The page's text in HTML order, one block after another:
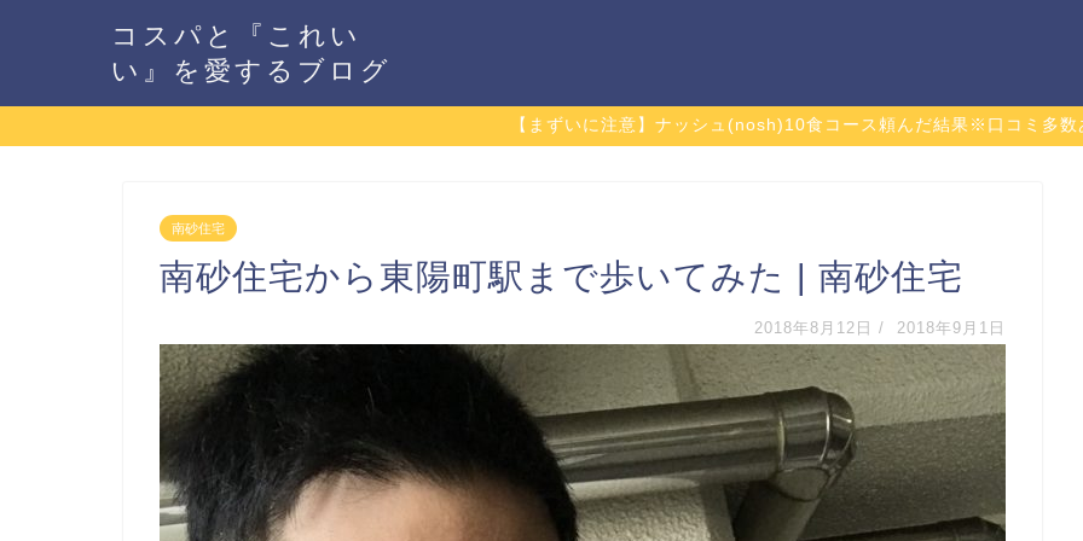
コスパと『これい
い』を愛するブログ
【まずいに注意】ナッシュ(nosh)10食コース頼んだ結果※口コミ多数
南砂住宅
南砂住宅から東陽町駅まで歩いてみた | 南砂住宅
2018年8月12日 / 2018年9月1日